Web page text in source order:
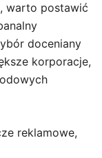
warto postawić
doceniany
korporacje,
reklamowe,